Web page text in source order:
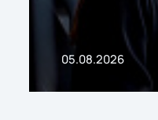
05.08.2026